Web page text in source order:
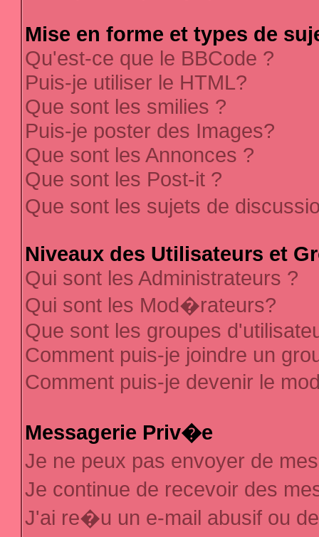
Mise en forme et types de
Qu'est-ce que le BBCode ?
Puis-je utiliser le HTML?
Que sont les smilies ?
Puis-je poster des Images?
Que sont les Annonces ?
Que sont les Post-it ?
Que sont les sujets de
Niveaux des Utilisateurs et
Qui sont les Administrateurs ?
Qui sont les Mod�rateurs?
Que sont les groupes
Comment puis-je joindre un
Comment puis-je devenir le
Messagerie Priv�e
Je ne peux pas envoyer de
Je continue de recevoir des
J'ai re�u un e-mail abusif ou